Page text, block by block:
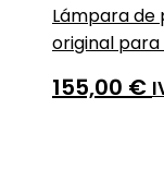
Lámpara
original para
155,00 €